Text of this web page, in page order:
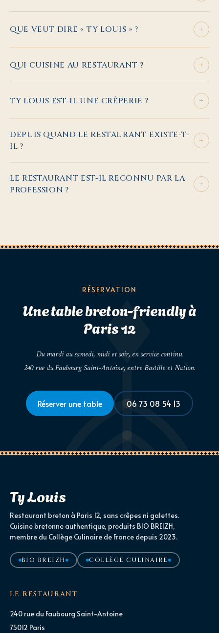
QUE VEUT DIRE « TY LOUIS » ? +
QUI CUISINE AU RESTAURANT ? +
TY LOUIS EST-IL UNE CRÊPERIE ? +
DEPUIS QUAND LE RESTAURANT EXISTE-T-
IL ?
+
LE RESTAURANT EST-IL RECONNU PAR LA
PROFESSION ?
+
RÉSERVATION
Une table breton-friendly à
Paris 12
Du mardi au samedi, midi et soir, en service continu.
240 rue du Faubourg Saint-Antoine, entre Bastille et Nation.
Réserver une table 06 73 08 54 13
Ty Louis
Restaurant breton à Paris 12, sans crêpes ni galettes.
Cuisine bretonne authentique, produits BIO BREIZH,
membre du Collège Culinaire de France depuis 2023.
BIO BREIZH COLLÈGE CULINAIRE
LE RESTAURANT
240 rue du Faubourg Saint-Antoine
75012 Paris